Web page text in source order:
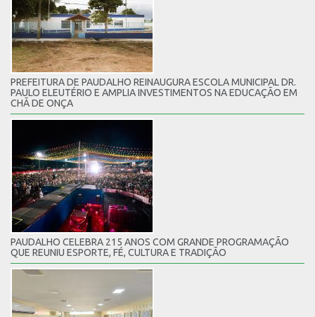
PREFEITURA DE PAUDALHO REINAUGURA ESCOLA MUNICIPAL DR.
PAULO ELEUTÉRIO E AMPLIA INVESTIMENTOS NA EDUCAÇÃO EM
CHÃ DE ONÇA
PAUDALHO CELEBRA 215 ANOS COM GRANDE PROGRAMAÇÃO
QUE REUNIU ESPORTE, FÉ, CULTURA E TRADIÇÃO